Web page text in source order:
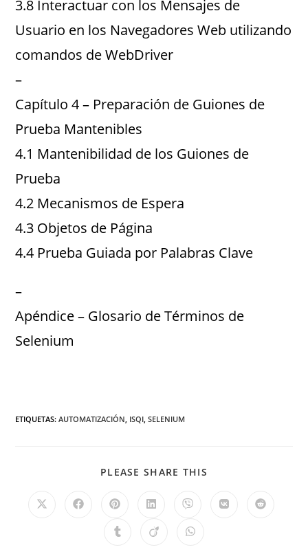
3.8 Interactuar con los Mensajes de
Usuario en los Navegadores Web utilizando
comandos de WebDriver
–
Capítulo 4 – Preparación de Guiones de
Prueba Mantenibles
4.1 Mantenibilidad de los Guiones de
Prueba
4.2 Mecanismos de Espera
4.3 Objetos de Página
4.4 Prueba Guiada por Palabras Clave
–
Apéndice – Glosario de Términos de
Selenium
ETIQUETAS:AUTOMATIZACIÓN ISQI SELENIUM
PLEASE SHARE THIS